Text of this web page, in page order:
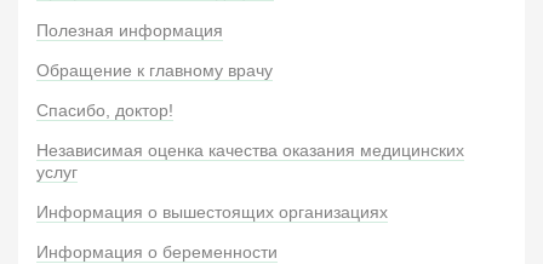
Полезная информация
Обращение к главному врачу
Спасибо, доктор!
Независимая оценка качества оказания медицинских
услуг
Информация о вышестоящих организациях
Информация о беременности